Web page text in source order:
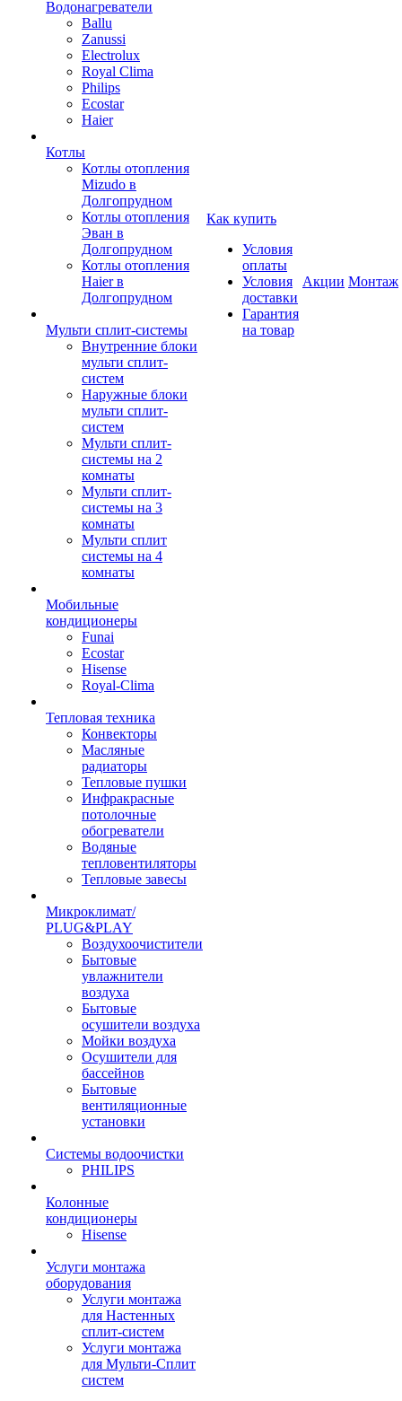
Водонагреватели
Ballu
Zanussi
Electrolux
Royal Clima
Philips
Ecostar
Haier
Котлы
Котлы отопления
Mizudo в
Долгопрудном
Котлы отопления
Эван в
Долгопрудном
Котлы отопления
Haier в
Долгопрудном
Мульти сплит-системы
Внутренние блоки
мульти сплит-
систем
Наружные блоки
мульти сплит-
систем
Мульти сплит-
системы на 2
комнаты
Мульти сплит-
системы на 3
комнаты
Мульти сплит
системы на 4
комнаты
Мобильные
кондиционеры
Funai
Ecostar
Hisense
Royal-Clima
Тепловая техника
Конвекторы
Масляные
радиаторы
Тепловые пушки
Инфракрасные
потолочные
обогреватели
Водяные
тепловентиляторы
Тепловые завесы
Микроклимат/
PLUG&PLAY
Воздухоочистители
Бытовые
увлажнители
воздуха
Бытовые
осушители воздуха
Мойки воздуха
Осушители для
бассейнов
Бытовые
вентиляционные
установки
Системы водоочистки
PHILIPS
Колонные
кондиционеры
Hisense
Услуги монтажа
оборудования
Услуги монтажа
для Настенных
сплит-систем
Услуги монтажа
для Мульти-Сплит
систем
Как купить
Условия
оплаты
Условия
доставки
Гарантия
на товар
Акции Монтаж